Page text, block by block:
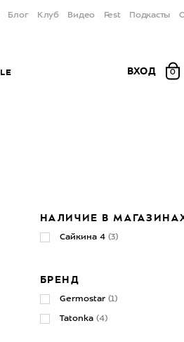
Блог Клуб Видео Fest Подкасты
ВХОД 0
НАЛИЧИЕ В
Сайкина 4 (3)
БРЕНД
Germostar (1)
Tatonka (4)